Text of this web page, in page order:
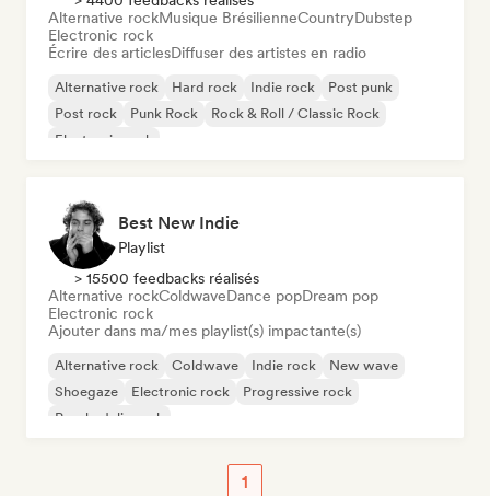
Alternative rockMusique BrésilienneCountryDubstep
Electronic rock
Écrire des articlesDiffuser des artistes en radio
Alternative rock Hard rock Indie rock
Post punk
Post rock
Punk Rock
Rock & Roll / Classic Rock
Electronic rock
Best New Indie
Playlist
> 15500 feedbacks réalisés
Alternative rockColdwaveDance popDream pop
Electronic rock
Ajouter dans ma/mes playlist(s) impactante(s)
Alternative rock Coldwave Indie rock
New wave
Shoegaze
Electronic rock
Progressive rock
Psychedelic rock
1